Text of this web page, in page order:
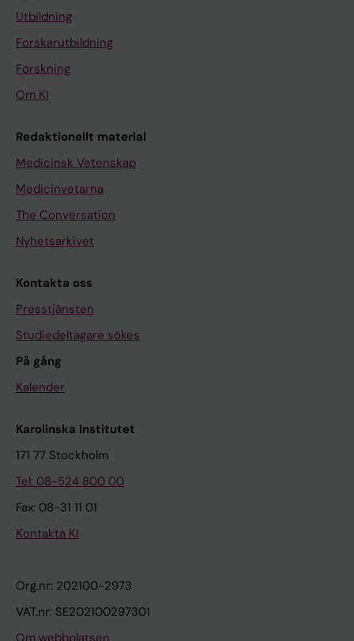
Utbildning
Forskarutbildning
Forskning
Om KI
Redaktionellt material
Medicinsk Vetenskap
Medicinvetarna
The Conversation
Nyhetsarkivet
Kontakta oss
Presstjänsten
Studiedeltagare sökes
På gång
Kalender
Karolinska Institutet
171 77 Stockholm
Tel: 08-524 800 00
Fax: 08-31 11 01
Kontakta KI
Org.nr: 202100-2973
VAT.nr: SE202100297301